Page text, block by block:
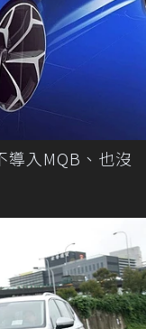
導入MQB、也沒